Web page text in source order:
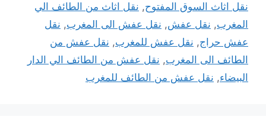
نقل اثاث السوق المفتوح, نقل اثاث من الطائف الي
المغرب, نقل عفش, نقل عفش الى المغرب, نقل
عفش حراج, نقل عفش للمغرب, نقل عفش من
الطائف الى المغرب, نقل عفش من الطائف الي الدار
البيضاء, نقل عفش من الطائف للمغرب